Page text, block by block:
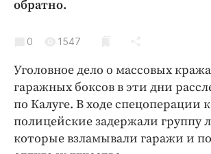
Криминал
Недвижимость и ЖКХ
Образование
Общество
Погода
Праздники
Происшествия
обратно.
0 1547
Уголовное дело о массовых
гаражных боксов в эти дни
по Калуге. В ходе спецоперации
полицейские задержали группу
которые взламывали гаражи и